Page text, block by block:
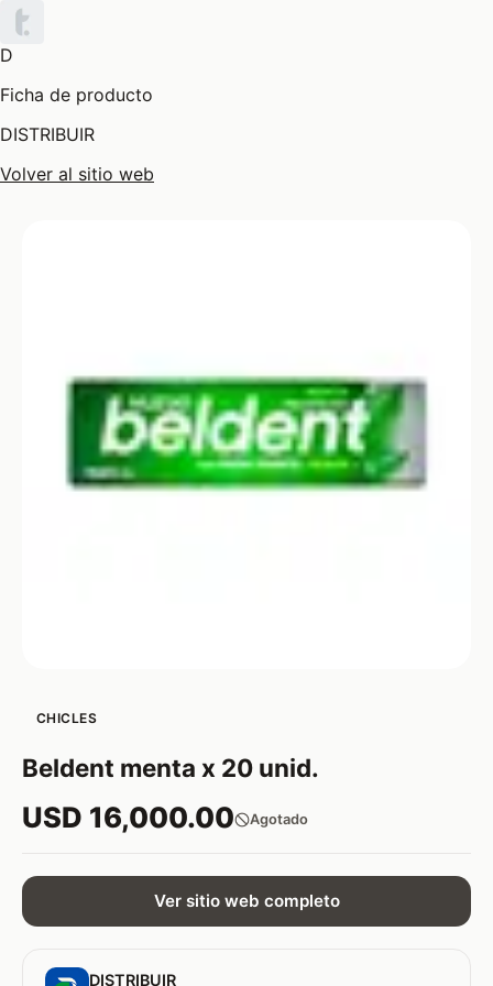
D
Ficha de producto
DISTRIBUIR
Volver al sitio web
CHICLES
Beldent menta x 20 unid.
USD 16,000.00 Agotado
Ver sitio web completo
DISTRIBUIR